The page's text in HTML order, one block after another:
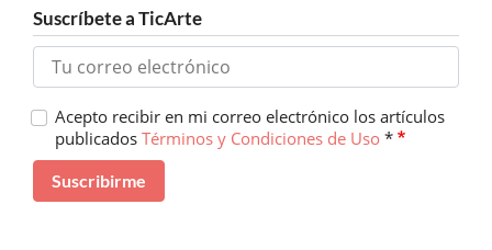
Suscríbete a TicArte
Acepto recibir en mi correo electrónico los artículos
publicados Términos y Condiciones de Uso *